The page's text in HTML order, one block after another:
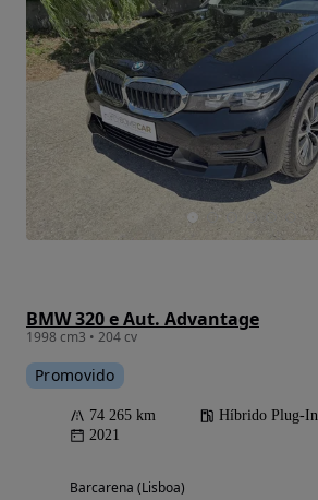
BMW 320 e Aut. Advantage
1998 cm3 • 204 cv
Promovido
74 265 km Híbrido Plug-In
2021
Barcarena (Lisboa)